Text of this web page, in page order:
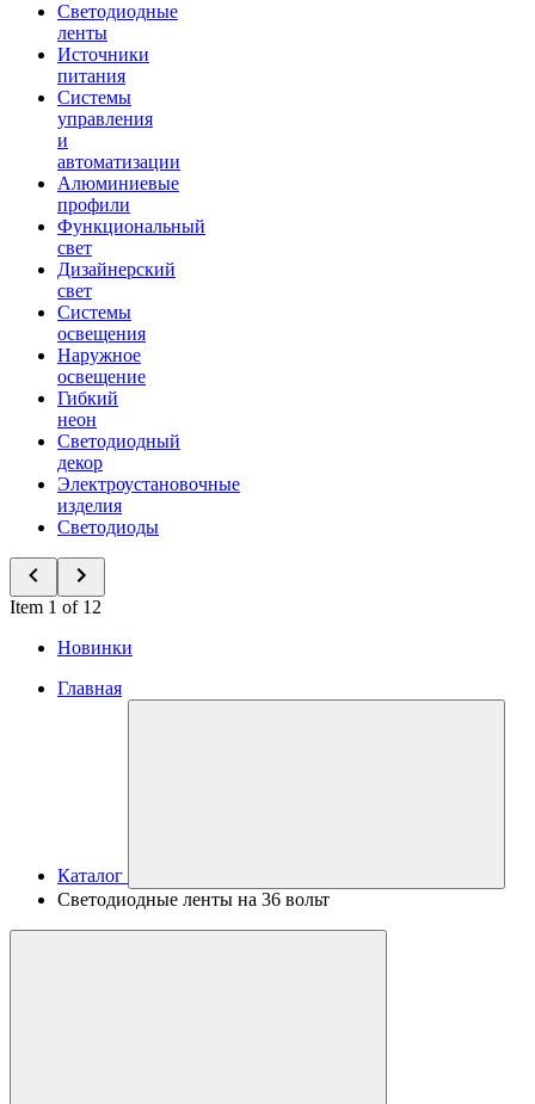
Светодиодные
ленты
Источники
питания
Системы
управления
и
автоматизации
Алюминиевые
профили
Функциональный
свет
Дизайнерский
свет
Системы
освещения
Наружное
освещение
Гибкий
неон
Светодиодный
декор
Электроустановочные
изделия
Светодиоды
Item 1 of 12
Новинки
Главная
Каталог
Светодиодные ленты на 36 вольт